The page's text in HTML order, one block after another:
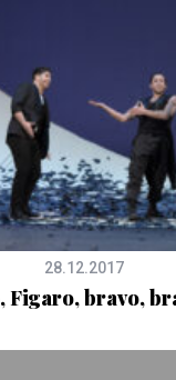
28.12.2017
Figaro, bravo,